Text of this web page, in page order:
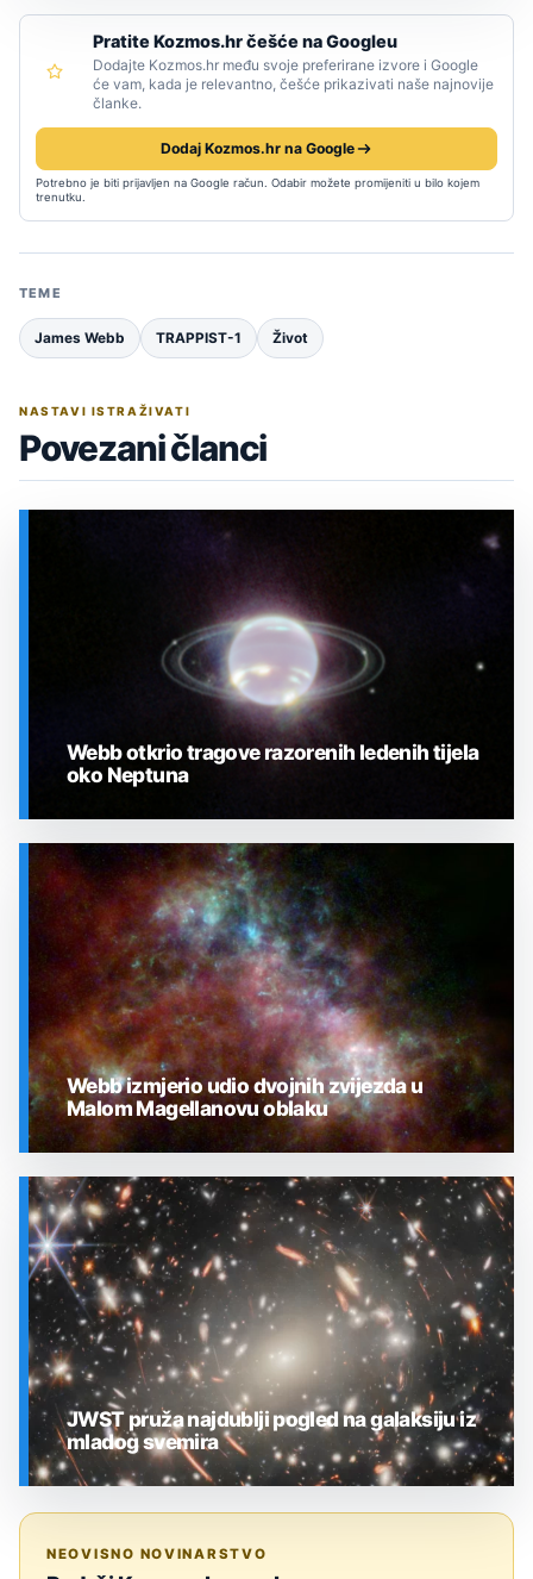
Pratite Kozmos.hr češće na Googleu
Dodajte Kozmos.hr među svoje preferirane izvore i Google
će vam, kada je relevantno, češće prikazivati naše najnovije
članke.
Dodaj Kozmos.hr na Google
Potrebno je biti prijavljen na Google račun. Odabir možete promijeniti u bilo kojem
trenutku.
TEME
James Webb TRAPPIST-1 Život
NASTAVI ISTRAŽIVATI
Povezani članci
SVEMIR
Webb otkrio tragove razorenih ledenih tijela
oko Neptuna
SVEMIR
Webb izmjerio udio dvojnih zvijezda u
Malom Magellanovu oblaku
JWST pruža najdublji pogled na galaksiju iz
mladog svemira
NEOVISNO NOVINARSTVO